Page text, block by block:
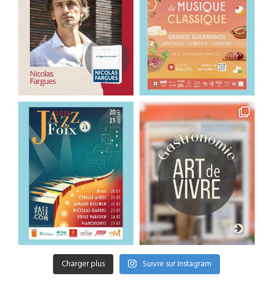
Charger plus Suivre sur Instagram